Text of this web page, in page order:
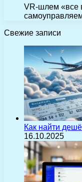
VR-шлем «все
Свежие записи
Как найти
16.10.2025